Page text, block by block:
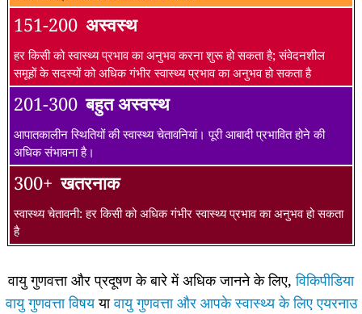
151-200 अस्वस्थ
हर किसी को स्वास्थ्य प्रभाव का अनुभव करना शुरू हो सकता है; संवेदनशील
समूहों के सदस्यों को अधिक गंभीर स्वास्थ्य प्रभाव का अनुभव हो सकता है
201-300 बहुत अस्वस्थ
आपातकालीन स्थितियों की स्वास्थ्य चेतावनियां। पूरी आबादी प्रभावित होने की
अधिक संभावना है।
300+ खतरनाक
स्वास्थ्य चेतावनी: हर किसी को अधिक गंभीर स्वास्थ्य प्रभाव का अनुभव हो सकता
है
वायु गुणवत्ता और प्रदूषण के बारे में अधिक जानने के लिए,विकिपीडिया
वायु गुणवत्ता विषययावायु गुणवत्ता और आपके स्वास्थ्य के लिए एयरनाउ